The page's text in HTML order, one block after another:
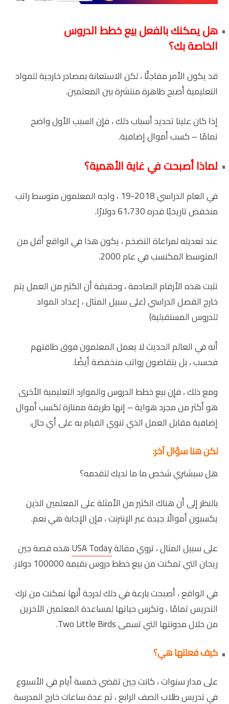
هل يمكنك بالفعل بيع خطط الدروس
الخاصة بك؟
قد يكون الأمر مفاجئًا ، لكن الاستعانة بمصادر خارجية للمواد
التعليمية أصبح ظاهرة منتشرة بين المعلمين.
إذا كان علينا تحديد أسباب ذلك ، فإن السبب الأول واضح
تمامًا – كسب أموال إضافية.
لماذا أصبحت في غاية الأهمية؟
في العام الدراسي 2018-19 ، واجه المعلمون متوسط ​​راتب
منخفض تاريخيًا قدره 61،730 دولارًا.
عند تعديله لمراعاة التضخم ، يكون هذا في الواقع أقل من
المتوسط ​​المكتسب في عام 2000.
تثبت هذه الأرقام الصادمة ، وحقيقة أن الكثير من العمل يتم
خارج الفصل الدراسي (على سبيل المثال ، إعداد المواد
للدروس المستقبلية)
أنه في العالم الحديث لا يعمل المعلمون فوق طاقتهم
فحسب ، بل يتقاضون رواتب منخفضة أيضًا.
ومع ذلك ، فإن بيع خطط الدروس والموارد التعليمية الأخرى
هو أكثر من مجرد هواية – إنها طريقة ممتازة لكسب أموال
إضافية مقابل العمل الذي تنوي القيام به على أي حال.
لكن هنا سؤال آخر:
هل سيشتري شخص ما ما لديك لتقدمه؟
بالنظر إلى أن هناك الكثير من الأمثلة على المعلمين الذين
يكسبون أموالًا جيدة عبر الإنترنت ، فإن الإجابة هي نعم.
على سبيل المثال ، تروي مقالةUSA Todayهذه قصة جين
ريجان التي تمكنت من بيع خطط دروس بقيمة 100000 دولار.
في الواقع ، أصبحت بارعة في ذلك لدرجة أنها تمكنت من ترك
التدريس تمامًا ، وتكرس حياتها لمساعدة المعلمين الآخرين
من خلال مدونتها التي تسمى Two Little Birds.
كيف فعلتها هي؟
على مدار سنوات ، كانت جين تقضي خمسة أيام في الأسبوع
في تدريس طلاب الصف الرابع ، ثم عدة ساعات خارج المدرسة